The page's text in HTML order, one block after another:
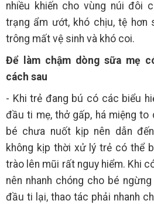
nhiều khiến cho vùng núi đôi
trạng ẩm ướt, khó chịu, tệ
trông mất vệ sinh và khó coi.
Để làm chậm dòng sữa mẹ
cách sau
- Khi trẻ đang bú có các biểu
đầu ti mẹ, thở gấp, há miệng to
bé chưa nuốt kịp nên dẫn
không kịp thời xử lý trẻ có thể
trào lên mũi rất nguy hiểm. Khi
nên nhanh chóng cho bé
đầu ti lại, thao tác phải nhanh